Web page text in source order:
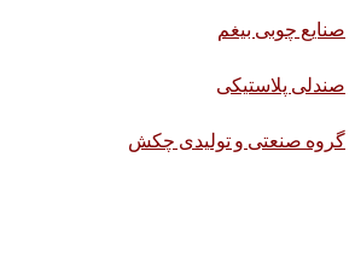
صنایع چوبی بیغم
صندلی پلاستیکی
گروه صنعتی و تولیدی چکش